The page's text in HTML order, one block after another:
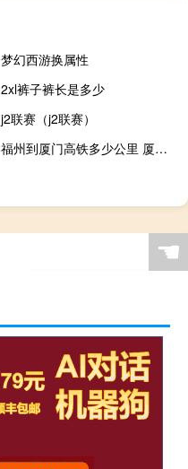
梦幻西游换属性
2xl裤子裤长是多少
j2联赛（j2联赛）
福州到厦门高铁多少公里 厦门到福州动车组时刻表
☚